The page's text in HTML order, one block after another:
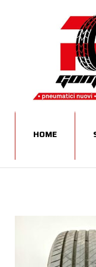
HOME